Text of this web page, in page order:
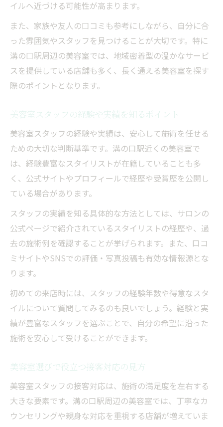
口コミから探る理想の美容室スタッフ像
美容室の口コミでスタッフ評価をチェック
美容室スタッフの評判をSNSで調べる方法
美容室口コミから分かる信頼できるスタッ
フ
美容室スタッフ選びで口コミを活かすポイ
美容室口コミで見抜く技術と接客の質
イルへ近づける可能性が高まります。
また、家族や友人の口コミも参考にしながら、自分に合
った雰囲気やスタッフを見つけることが大切です。特に
溝の口駅周辺の美容室では、地域密着型の温かなサービ
スを提供している店舗も多く、長く通える美容室を探す
際のポイントとなります。
美容室スタッフの経験や実績を知るポイント
美容室スタッフの経験や実績は、安心して施術を任せる
ための大切な判断基準です。溝の口駅近くの美容室で
は、経験豊富なスタイリストが在籍していることも多
く、公式サイトやプロフィールで経歴や受賞歴を公開し
ている場合があります。
スタッフの実績を知る具体的な方法としては、サロンの
公式ページで紹介されているスタイリストの経歴や、過
去の施術例を確認することが挙げられます。また、口コ
ミサイトやSNSでの評価・写真投稿も有効な情報源とな
ります。
初めての来店時には、スタッフの経験年数や得意なスタ
イルについて質問してみるのも良いでしょう。経験と実
績が豊富なスタッフを選ぶことで、自分の希望に沿った
施術を安心して受けることができます。
美容室選びで役立つ接客対応の見方
美容室スタッフの接客対応は、施術の満足度を左右する
大きな要素です。溝の口駅周辺の美容室では、丁寧なカ
ウンセリングや親身な対応を重視する店舗が増えていま